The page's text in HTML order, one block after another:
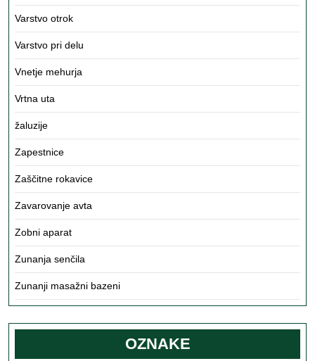
Varstvo otrok
Varstvo pri delu
Vnetje mehurja
Vrtna uta
žaluzije
Zapestnice
Zaščitne rokavice
Zavarovanje avta
Zobni aparat
Zunanja senčila
Zunanji masažni bazeni
OZNAKE